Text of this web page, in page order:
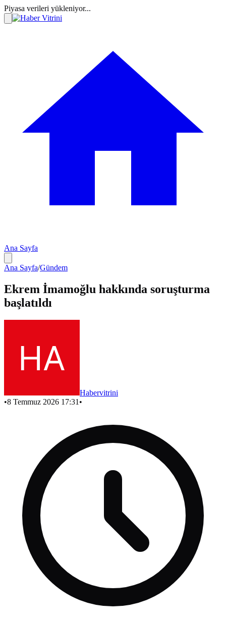
Piyasa verileri yükleniyor...
Ana Sayfa
Ana Sayfa/Gündem
Ekrem İmamoğlu hakkında soruşturma
başlatıldı
Habervitrini
•8 Temmuz 2026 17:31 •